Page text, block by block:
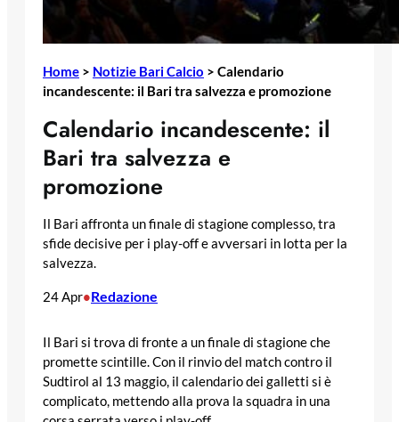
Home > Notizie Bari Calcio > Calendario
incandescente: il Bari tra salvezza e promozione
Calendario incandescente: il
Bari tra salvezza e
promozione
Il Bari affronta un finale di stagione complesso, tra
sfide decisive per i play-off e avversari in lotta per la
salvezza.
24 Apr•Redazione
Il Bari si trova di fronte a un finale di stagione che
promette scintille. Con il rinvio del match contro il
Sudtirol al 13 maggio, il calendario dei galletti si è
complicato, mettendo alla prova la squadra in una